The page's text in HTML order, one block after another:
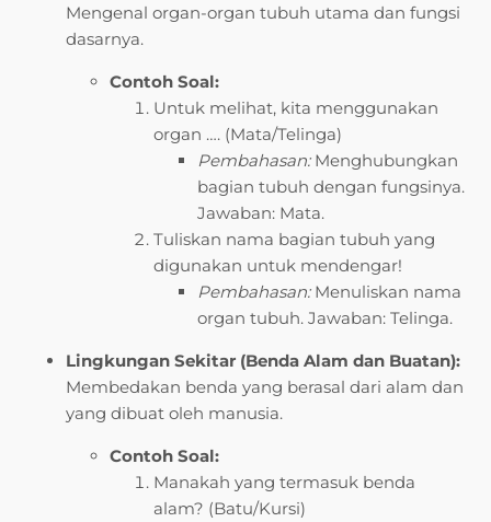
Mengenal organ-organ tubuh utama dan fungsi
dasarnya.
Contoh Soal:
Untuk melihat, kita menggunakan
organ …. (Mata/Telinga)
Pembahasan:Menghubungkan
bagian tubuh dengan fungsinya.
Jawaban: Mata.
Tuliskan nama bagian tubuh yang
digunakan untuk mendengar!
Pembahasan:Menuliskan nama
organ tubuh. Jawaban: Telinga.
Lingkungan Sekitar (Benda Alam dan Buatan):
Membedakan benda yang berasal dari alam dan
yang dibuat oleh manusia.
Contoh Soal:
Manakah yang termasuk benda
alam? (Batu/Kursi)